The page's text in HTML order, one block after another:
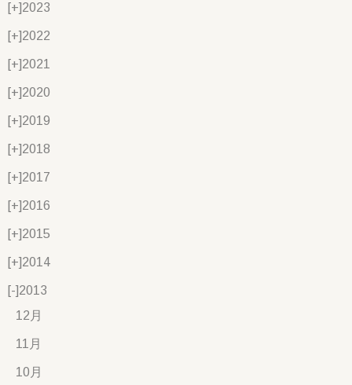
[+]2023
[+]2022
[+]2021
[+]2020
[+]2019
[+]2018
[+]2017
[+]2016
[+]2015
[+]2014
[-]2013
12月
11月
10月